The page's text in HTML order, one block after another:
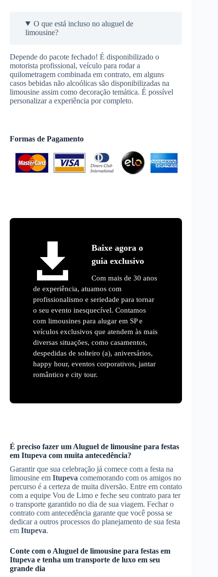
O que está incluso no aluguel de
limousine?
Depende do pacote fechado! É disponibilizado o
motorista profissional, veículo para rodar a
quilometragem combinada em contrato, em alguns
casos bebidas não alcoólicas são disponibilizadas na
limousine assim como decoração temática. É possível
personalizar a experiência por completo.
Formas de Pagamento
Baixe agora o
guia exclusivo
Com mais de 30 anos
de experiência, atuamos com
profissionalismo e seriedade para tornar
o seu evento inesquecível. Contamos
com limousines para alugar em SP e
veículos exclusivos que atendem às mais
diversas situações, como casamentos,
despedidas de solteiro (a), aniversários,
happy hour, eventos corporativos, jantar
romântico e city tour.
É preciso fazer um Aluguel de limousine para festas
em Itupeva com muita antecedência?
Garantir que sua celebração já comece com a festa na
limousine em Itupeva comemorando com os amigos no
percurso é a certeza de muita diversão. Entre em contato
com a equipe Vou de Limo e feche seu contrato para ter
o transporte garantido no dia de sua viagem. Fechar o
contrato com antecedência garante que você possa se
dedicar a outros processos do planejamento de sua festa
em Itupeva.
Conte com o Aluguel de limousine para festas em
Itupeva e tenha um transporte de luxo em seu
grande dia